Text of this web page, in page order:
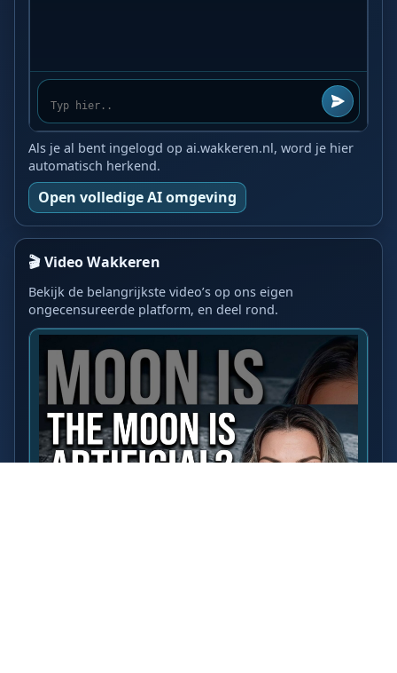
Als je al bent ingelogd op ai.wakkeren.nl, word je hier
automatisch herkend.
Open volledige AI omgeving
🎬 Video Wakkeren
Bekijk de belangrijkste video’s op ons eigen
ongecensureerde platform, en deel rond.